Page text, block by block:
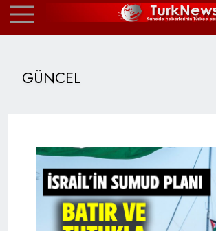
GÜNCEL